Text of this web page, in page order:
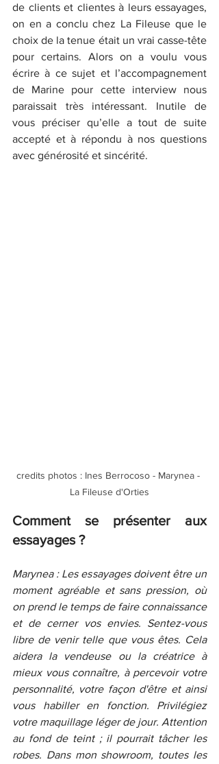
de clients et clientes à leurs essayages,
on en a conclu chez La Fileuse que le
choix de la tenue était un vrai casse-tête
pour certains. Alors on a voulu vous
écrire à ce sujet et l’accompagnement
de Marine pour cette interview nous
paraissait très intéressant. Inutile de
vous préciser qu’elle a tout de suite
accepté et à répondu à nos questions
avec générosité et sincérité.
credits photos : Ines Berrocoso - Marynea -
La Fileuse d'Orties
Comment se présenter aux
essayages ?
Marynea : Les essayages doivent être un
moment agréable et sans pression, où
on prend le temps de faire connaissance
et de cerner vos envies. Sentez-vous
libre de venir telle que vous êtes. Cela
aidera la vendeuse ou la créatrice à
mieux vous connaître, à percevoir votre
personnalité, votre façon d'être et ainsi
vous habiller en fonction. Privilégiez
votre maquillage léger de jour. Attention
au fond de teint ; il pourrait tâcher les
robes. Dans mon showroom, toutes les